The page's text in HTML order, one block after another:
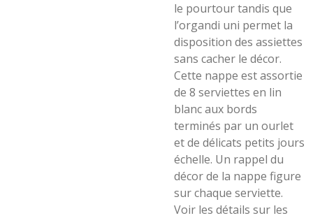
le pourtour tandis que
l’organdi uni permet la
disposition des assiettes
sans cacher le décor.
Cette nappe est assortie
de 8 serviettes en lin
blanc aux bords
terminés par un ourlet
et de délicats petits jours
échelle. Un rappel du
décor de la nappe figure
sur chaque serviette.
Voir les détails sur les